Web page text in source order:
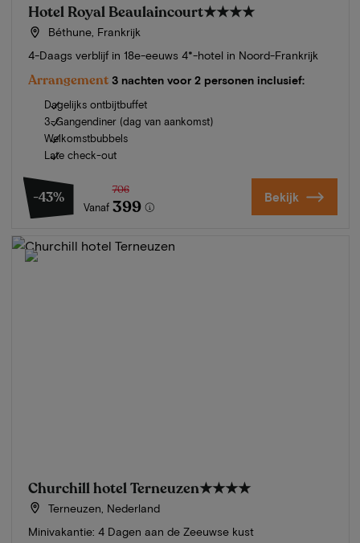
Hotel Royal Beaulaincourt★★★★
Béthune, Frankrijk
4-Daags verblijf in 18e-eeuws 4*-hotel in Noord-Frankrijk
Arrangement 3 nachten voor 2 personen inclusief:
Dagelijks ontbijtbuffet
3-Gangendiner (dag van aankomst)
Welkomstbubbels
Late check-out
-43%
Vanaf
706
399 Bekijk
Churchill hotel Terneuzen★★★★
Terneuzen, Nederland
Minivakantie: 4 Dagen aan de Zeeuwse kust